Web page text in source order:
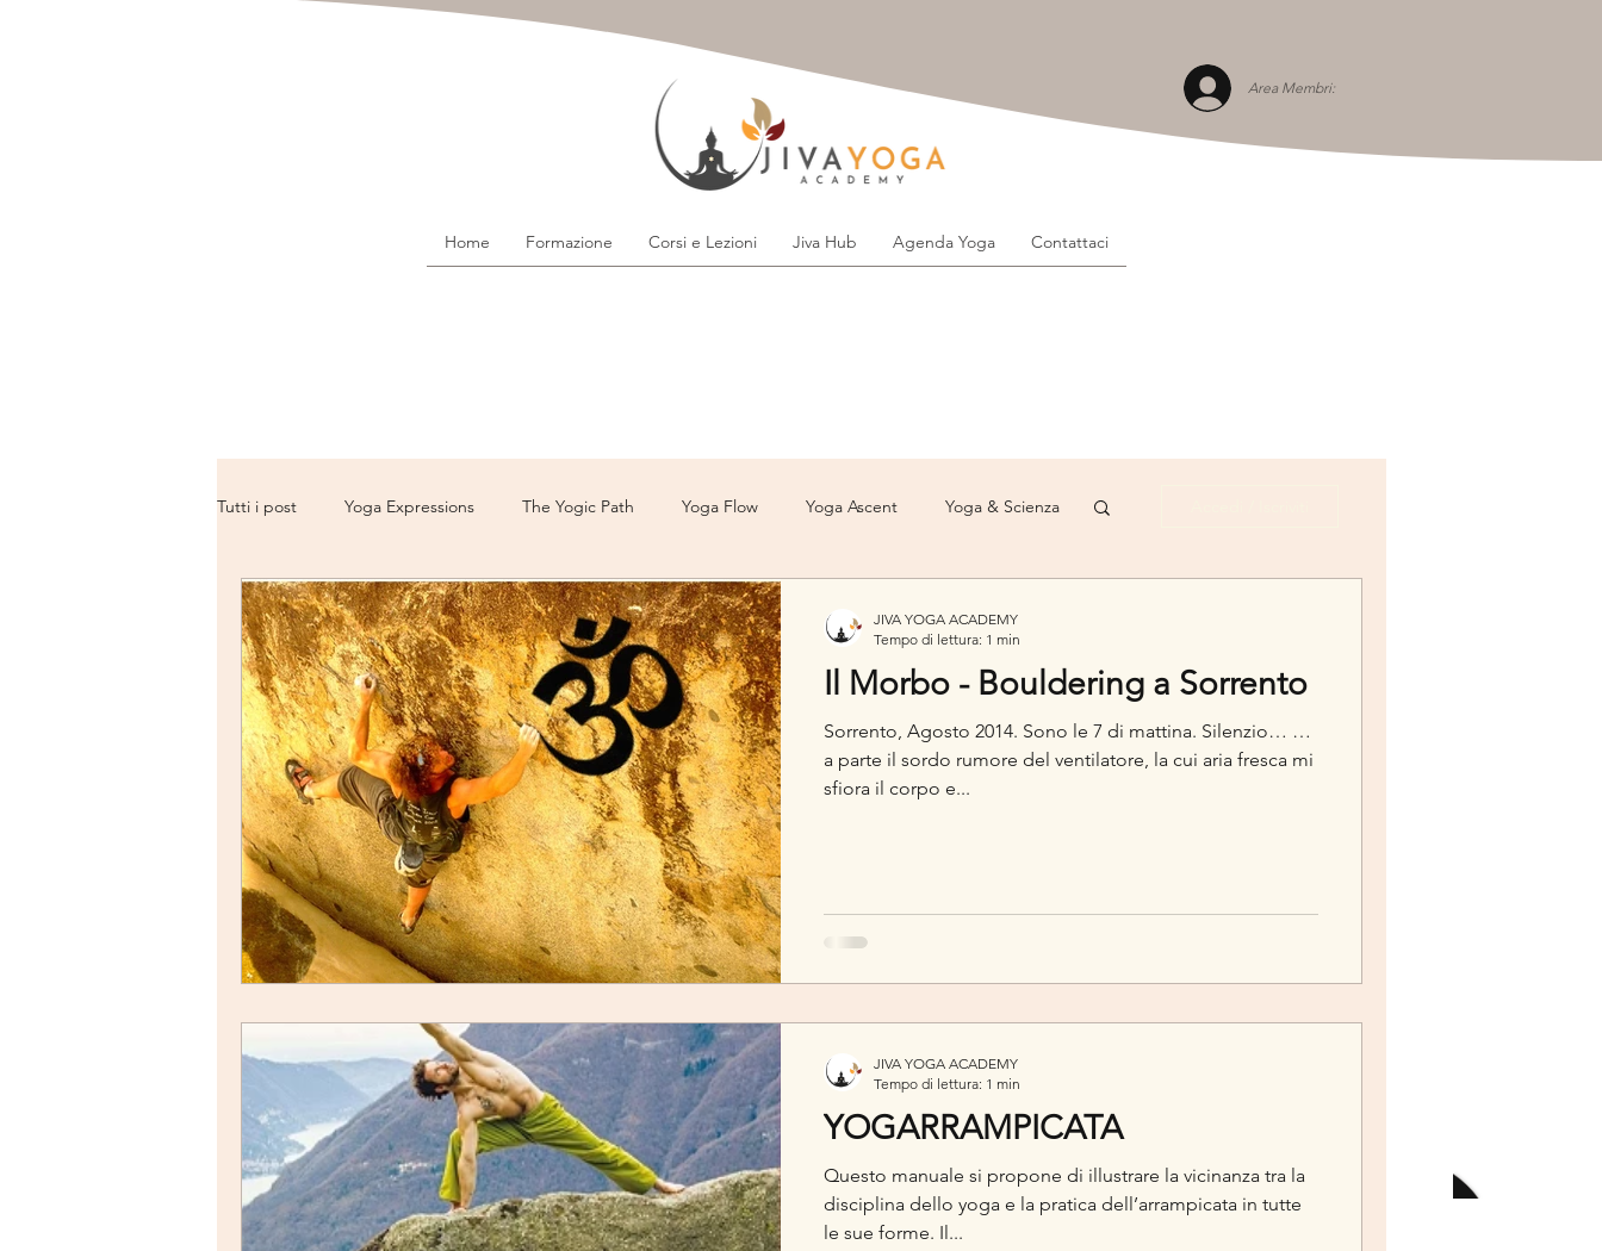
Area Membri:
Home Formazione Corsi e Lezioni Jiva Hub Agenda Yoga Contattaci
Tutti i post Yoga Expressions The Yogic Path Yoga Flow Yoga Ascent Yoga & Scienza
Salute e Bellezza Yoga, Asana e Miti Formazione Istruttori Yoga
RIFLESSIONI Il Morbo - Bouldering a Sorrento
Sorrento, Agosto 2014. Sono le 7 di mattina. Silenzio… …
a parte il sordo rumore del ventilatore, la cui aria fresca mi
sfiora il corpo e...
JIVA YOGA ACADEMY
Tempo di lettura: 1 min
YOGARRAMPICATA
Questo manuale si propone di illustrare la vicinanza tra la
disciplina dello yoga e la pratica dell’arrampicata in tutte
le sue forme. Il...
JIVA YOGA ACADEMY
Tempo di lettura: 1 min